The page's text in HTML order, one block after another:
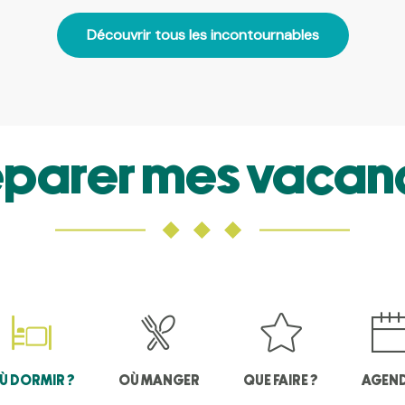
Découvrir tous les incontournables
mes
DORMIR ? OÙ MANGER QUE FAIRE ?